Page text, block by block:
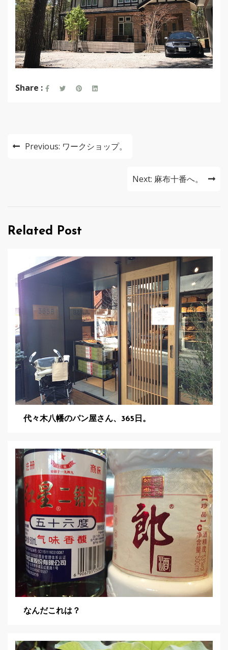
Share :
投
ー
ョ
ン
Previous: ワークショップ。
Next: 麻布十番へ。
Related Post
代々木八幡のパン屋さん、365日。
なんだこれは？